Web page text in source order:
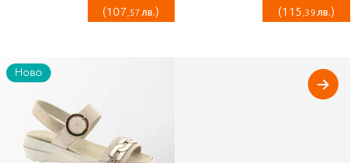
(107 ,57 лв.) (115 ,39 лв.)
Ново